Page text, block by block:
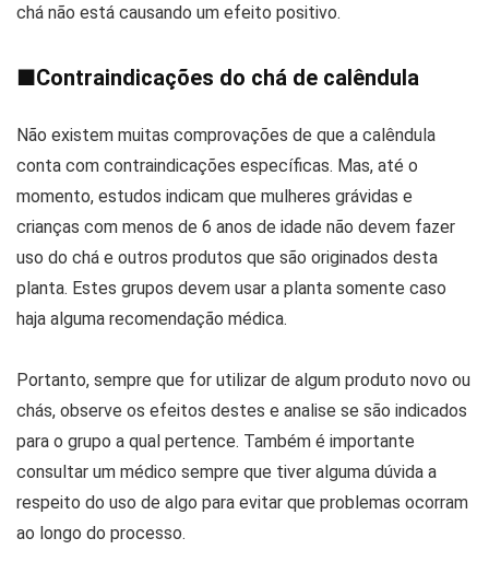
chá não está causando um efeito positivo.
■Contraindicações do chá de calêndula
Não existem muitas comprovações de que a calêndula
conta com contraindicações específicas. Mas, até o
momento, estudos indicam que mulheres grávidas e
crianças com menos de 6 anos de idade não devem fazer
uso do chá e outros produtos que são originados desta
planta. Estes grupos devem usar a planta somente caso
haja alguma recomendação médica.
Portanto, sempre que for utilizar de algum produto novo ou
chás, observe os efeitos destes e analise se são indicados
para o grupo a qual pertence. Também é importante
consultar um médico sempre que tiver alguma dúvida a
respeito do uso de algo para evitar que problemas ocorram
ao longo do processo.